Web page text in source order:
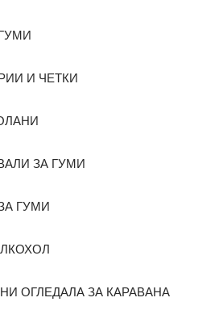
И ЧЕТКИ
ЗА ГУМИ
ГУМИ
ОГЛЕДАЛА ЗА КАРАВАНА